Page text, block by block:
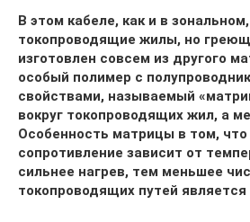
В этом кабеле, как и в
токопроводящие жилы, но
изготовлен совсем из другого
особый полимер с
свойствами, называемый
вокруг токопроводящих жил, а
Особенность матрицы в том, что
сопротивление зависит от
сильнее нагрев, тем меньшее
токопроводящих путей